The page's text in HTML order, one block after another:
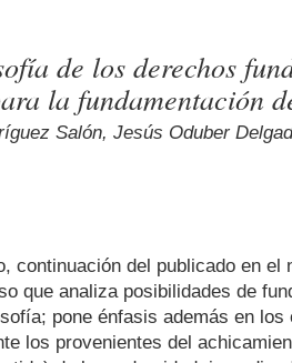
de los derechos
la fundamentación
Salón, Jesús Oduber
continuación del publicado en el
que analiza posibilidades de
pone énfasis además en
los provenientes del